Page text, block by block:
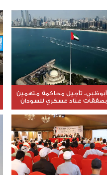
أبوظبي.. تأجيل محاكمة متهمين
بصفقات عتاد عسكري للسودان